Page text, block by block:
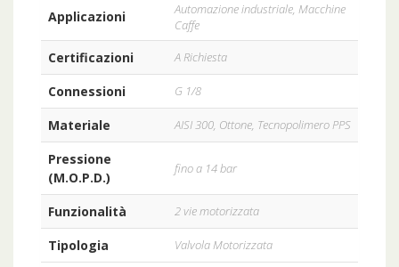
Applicazioni
Automazione industriale, Macchine
Caffe
Certificazioni A Richiesta
Connessioni G 1/8
Materiale AISI 300, Ottone, Tecnopolimero PPS
Pressione
(M.O.P.D.)
fino a 14 bar
Funzionalità 2 vie motorizzata
Tipologia Valvola Motorizzata